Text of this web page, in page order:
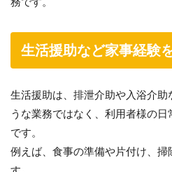
生活援助など家事経験
生活援助は、排泄介助や入浴介助
うな業務ではなく、利用者様の
です。
例えば、食事の準備や片付け、